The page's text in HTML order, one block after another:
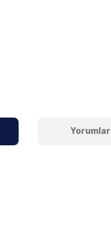
Yorumlar